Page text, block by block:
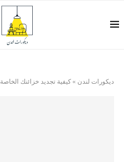
ديكورات لندن » كيفية تجديد خزائنك الخاصة